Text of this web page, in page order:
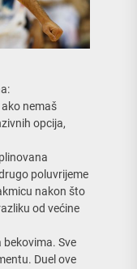
nemaš
opcija,
poluvrijeme
nakon što
od većine
Sve
Duel ove